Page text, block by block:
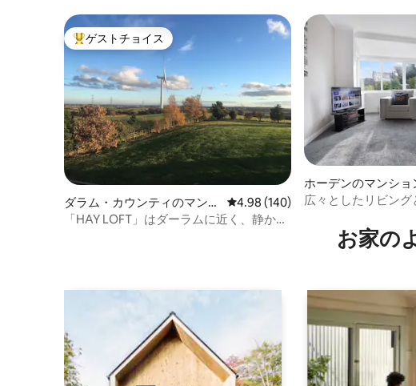
大好評のゲストチョイスです。
ゲストチョイス
ダラム・カウンティのマンシ
ョン・アパート
レビュー140件、5つ星中4.98つ星
4.98 (140)
「HAY LOFT」はダーラムに近く、静かな
ホーデンのマンショ
ト
広々としたリビン
お家の